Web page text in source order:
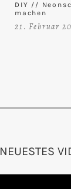
DIY //
machen
21. Februar
NEUESTES